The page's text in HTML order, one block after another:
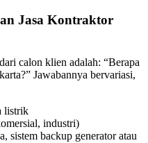
Jasa Kontraktor
calon klien adalah: “Berapa
Jawabannya bervariasi,
listrik
industri)
sistem backup generator atau